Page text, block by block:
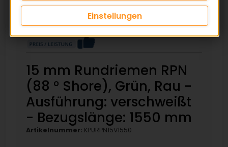
15 mm Rundriemen RPN
(88 ° Shore), Grün, Rau -
Ausführung: verschweißt
- Bezugslänge: 1550 mm
Artikelnummer: KPURPN15V1550
Einstellungen